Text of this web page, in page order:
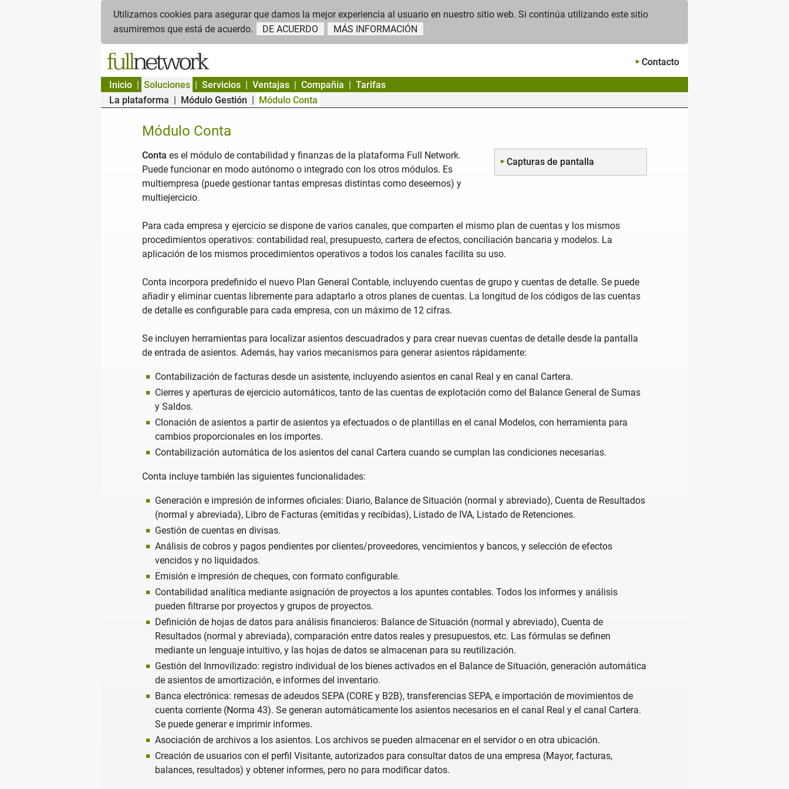
Utilizamos cookies para asegurar que damos la mejor experiencia al usuario en nuestro sitio web. Si continúa utilizando este sitio
asumiremos que está de acuerdo.
DE ACUERDO MÁS INFORMACIÓN
Contacto
Inicio
Soluciones
La plataforma
Módulo Gestión Módulo Conta
Servicios Ventajas Compañía Tarifas
Módulo Conta
Capturas de pantalla
Conta es el módulo de contabilidad y finanzas de la plataforma Full Network.
Puede funcionar en modo autónomo o integrado con los otros módulos. Es
multiempresa (puede gestionar tantas empresas distintas como deseemos) y
multiejercicio.
Para cada empresa y ejercicio se dispone de varios canales, que comparten el mismo plan de cuentas y los mismos
procedimientos operativos: contabilidad real, presupuesto, cartera de efectos, conciliación bancaria y modelos. La
aplicación de los mismos procedimientos operativos a todos los canales facilita su uso.
Conta incorpora predefinido el nuevo Plan General Contable, incluyendo cuentas de grupo y cuentas de detalle. Se puede
añadir y eliminar cuentas libremente para adaptarlo a otros planes de cuentas. La longitud de los códigos de las cuentas
de detalle es configurable para cada empresa, con un máximo de 12 cifras.
Se incluyen herramientas para localizar asientos descuadrados y para crear nuevas cuentas de detalle desde la pantalla
de entrada de asientos. Además, hay varios mecanismos para generar asientos rápidamente:
Contabilización de facturas desde un asistente, incluyendo asientos en canal Real y en canal Cartera.
Cierres y aperturas de ejercicio automáticos, tanto de las cuentas de explotación como del Balance General de Sumas
y Saldos.
Clonación de asientos a partir de asientos ya efectuados o de plantillas en el canal Modelos, con herramienta para
cambios proporcionales en los importes.
Contabilización automática de los asientos del canal Cartera cuando se cumplan las condiciones necesarias.
Conta incluye también las siguientes funcionalidades:
Generación e impresión de informes oficiales: Diario, Balance de Situación (normal y abreviado), Cuenta de Resultados
(normal y abreviada), Libro de Facturas (emitidas y recibidas), Listado de IVA, Listado de Retenciones.
Gestión de cuentas en divisas.
Análisis de cobros y pagos pendientes por clientes/proveedores, vencimientos y bancos, y selección de efectos
vencidos y no liquidados.
Emisión e impresión de cheques, con formato configurable.
Contabilidad analítica mediante asignación de proyectos a los apuntes contables. Todos los informes y análisis
pueden filtrarse por proyectos y grupos de proyectos.
Definición de hojas de datos para análisis financieros: Balance de Situación (normal y abreviado), Cuenta de
Resultados (normal y abreviada), comparación entre datos reales y presupuestos, etc. Las fórmulas se definen
mediante un lenguaje intuitivo, y las hojas de datos se almacenan para su reutilización.
Gestión del Inmovilizado: registro individual de los bienes activados en el Balance de Situación, generación automática
de asientos de amortización, e informes del inventario.
Banca electrónica: remesas de adeudos SEPA (CORE y B2B), transferencias SEPA, e importación de movimientos de
cuenta corriente (Norma 43). Se generan automáticamente los asientos necesarios en el canal Real y el canal Cartera.
Se puede generar e imprimir informes.
Asociación de archivos a los asientos. Los archivos se pueden almacenar en el servidor o en otra ubicación.
Creación de usuarios con el perfil Visitante, autorizados para consultar datos de una empresa (Mayor, facturas,
balances, resultados) y obtener informes, pero no para modificar datos.